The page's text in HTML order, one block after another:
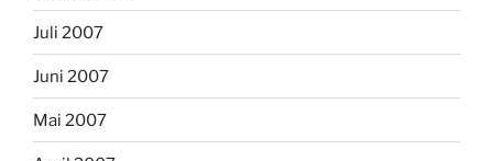
Juli 2007
Juni 2007
Mai 2007